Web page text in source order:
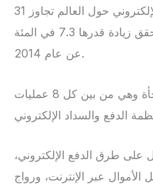
المشتريات عبر أنظمة الدفع الإلكتروني حول العالم تجاوز 31
تريليون دولار في عام 2015، ليحقق زيادة قدرها 7.3 في المئة
عن عام 2014.
وفي عام 2015، كانت المفاجأة وهي من بين كل 8 عمليات
على طرق الدفع الإلكتروني،
الأموال عبر الإنترنت، ورواج